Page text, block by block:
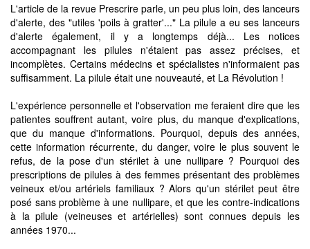
L'article de la revue Prescrire parle, un peu plus loin, des lanceurs
d'alerte, des "utiles 'poils à gratter'..." La pilule a eu ses lanceurs
d'alerte également, il y a longtemps déjà... Les notices
accompagnant les pilules n'étaient pas assez précises, et
incomplètes. Certains médecins et spécialistes n'informaient pas
suffisamment. La pilule était une nouveauté, et La Révolution !
L'expérience personnelle et l'observation me feraient dire que les
patientes souffrent autant, voire plus, du manque d'explications,
que du manque d'informations. Pourquoi, depuis des années,
cette information récurrente, du danger, voire le plus souvent le
refus, de la pose d'un stérilet à une nullipare ? Pourquoi des
prescriptions de pilules à des femmes présentant des problèmes
veineux et/ou artériels familiaux ? Alors qu'un stérilet peut être
posé sans problème à une nullipare, et que les contre-indications
à la pilule (veineuses et artérielles) sont connues depuis les
années 1970...